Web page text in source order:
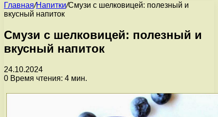
Главная/Напитки/Смузи с шелковицей: полезный и
вкусный напиток
Смузи с шелковицей: полезный и
вкусный напиток
24.10.2024
0 Время чтения: 4 мин.